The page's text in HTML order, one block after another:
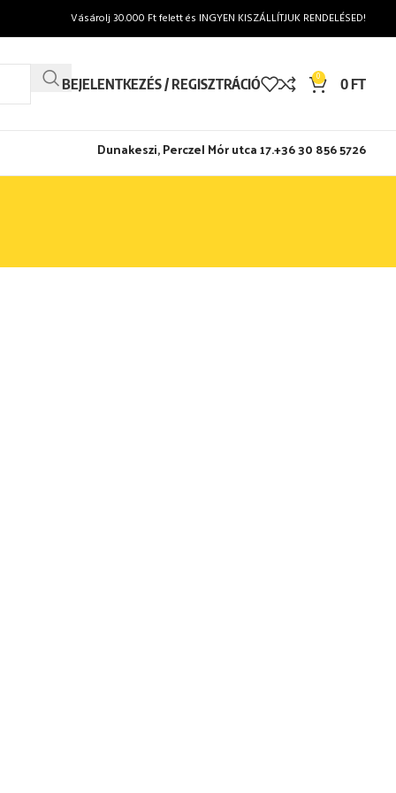
Vásárolj 30.000 Ft felett és INGYEN KISZÁLLÍTJUK RENDELÉSED!
BEJELENTKEZÉS / REGISZTRÁCIÓ 0 0FT
Dunakeszi, Perczel Mór utca 17.+36 30 856 5726